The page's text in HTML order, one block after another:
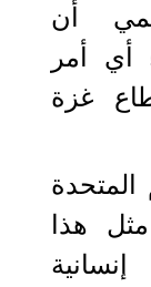
أن
أي أمر
غزة
المتحدة
هذا